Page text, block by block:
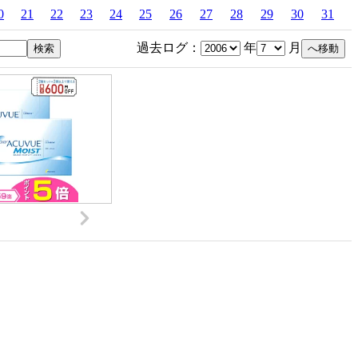
21 22 23 24 25 26 27 28 29 30 31
過去ログ： 年 月